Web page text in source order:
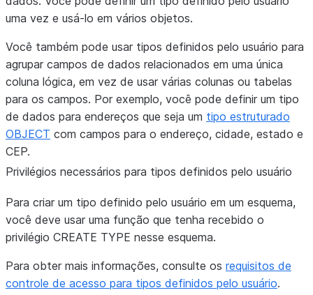
uma vez e usá-lo em vários objetos.
Você também pode usar tipos definidos pelo usuário para
agrupar campos de dados relacionados em uma única
coluna lógica, em vez de usar várias colunas ou tabelas
para os campos. Por exemplo, você pode definir um tipo
de dados para endereços que seja um tipo estruturado
OBJECT com campos para o endereço, cidade, estado e
CEP.
Privilégios necessários para tipos definidos pelo usuário
Para criar um tipo definido pelo usuário em um esquema,
você deve usar uma função que tenha recebido o
privilégio CREATE TYPE nesse esquema.
Para obter mais informações, consulte os requisitos de
controle de acesso para tipos definidos pelo usuário.